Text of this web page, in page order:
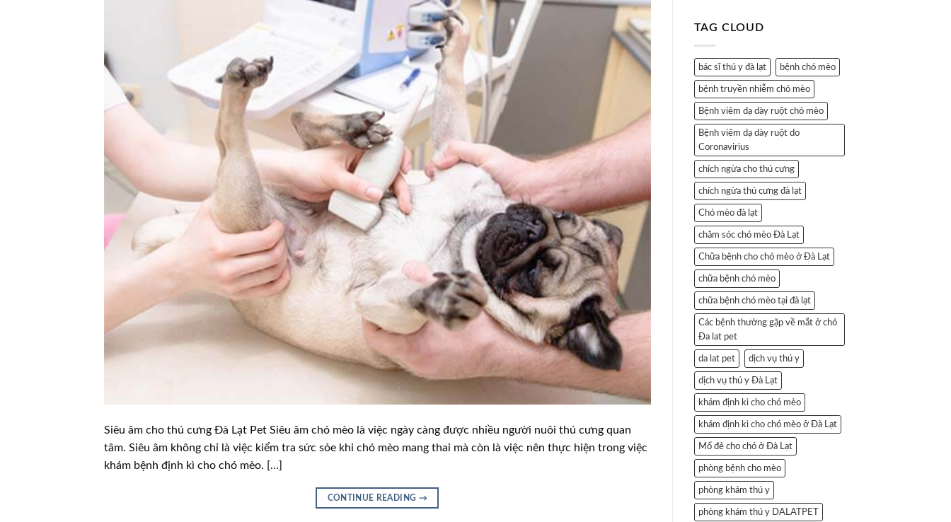
Siêu âm cho thú cưng Đà Lạt Pet Siêu âm chó mèo là việc ngày càng được nhiều người nuôi thú cưng quan
tâm. Siêu âm không chỉ là việc kiểm tra sức sỏe khi chó mèo mang thai mà còn là việc nên thực hiện trong việc
khám bệnh định kì cho chó mèo. […]
CONTINUE READING →
TAG CLOUD
bác sĩ thú y đà lạt bệnh chó mèo
bệnh truyền nhiễm chó mèo
Bệnh viêm dạ dày ruột chó mèo
Bệnh viêm dạ dày ruột do
Coronavirius
chích ngừa cho thú cưng
chích ngừa thú cưng đà lạt
Chó mèo đà lạt
chăm sóc chó mèo Đà Lạt
Chữa bệnh cho chó mèo ở Đà Lạt
chữa bệnh chó mèo
chữa bệnh chó mèo tại đà lạt
Các bệnh thường gặp về mắt ở chó
Đa lat pet
da lat pet dịch vụ thú y
dịch vụ thú y Đà Lạt
khám định kì cho chó mèo
khám định kì cho chó mèo ở Đà Lạt
Mổ đẻ cho chó ở Đà Lạt
phòng bệnh cho mèo
phòng khám thú y
phòng khám thú y DALATPET